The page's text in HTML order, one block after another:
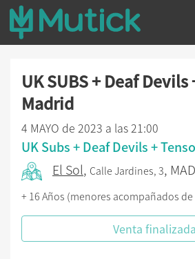
UK SUBS + Deaf Devils
Madrid
4 MAYO de 2023 a las 21:00
UK Subs + Deaf Devils + Tenso
El Sol, Calle Jardines, 3,
+ 16 Años (menores acompañados
Venta finalizada